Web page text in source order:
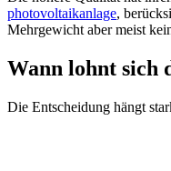
photovoltaikanlage,
Mehrgewicht aber meist
Wann lohnt sich
Die Entscheidung hängt